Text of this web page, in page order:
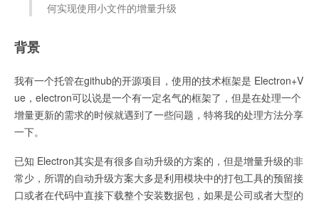
何实现使用小文件的增量升级
背景
我有一个托管在github的开源项目，使用的技术框架是 Electron+V
ue，electron可以说是一个有一定名气的框架了，但是在处理一个
增量更新的需求的时候就遇到了一些问题，特将我的处理方法分享
一下。
已知 Electron其实是有很多自动升级的方案的，但是增量升级的非
常少，所谓的自动升级方案大多是利用模块中的打包工具的预留接
口或者在代码中直接下载整个安装数据包，如果是公司或者大型的